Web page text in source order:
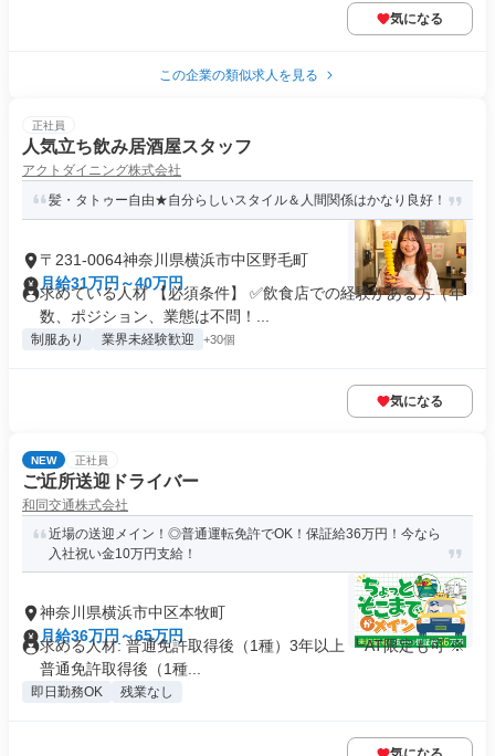
気になる
この企業の類似求人を見る
正社員
人気立ち飲み居酒屋スタッフ
アクトダイニング株式会社
髪・タトゥー自由★自分らしいスタイル＆人間関係はかなり良好！
〒231-0064神奈川県横浜市中区野毛町
月給31万円～40万円
求めている人材 【必須条件】 ✅飲食店での経験がある方（年
数、ポジション、業態は不問！...
制服あり 業界未経験歓迎 +30個
気になる
NEW 正社員
ご近所送迎ドライバー
和同交通株式会社
近場の送迎メイン！◎普通運転免許でOK！保証給36万円！今なら
入社祝い金10万円支給！
神奈川県横浜市中区本牧町
月給36万円～65万円
求める人材: 普通免許取得後（1種）3年以上 ┗AT限定も可 ※
普通免許取得後（1種...
即日勤務OK 残業なし